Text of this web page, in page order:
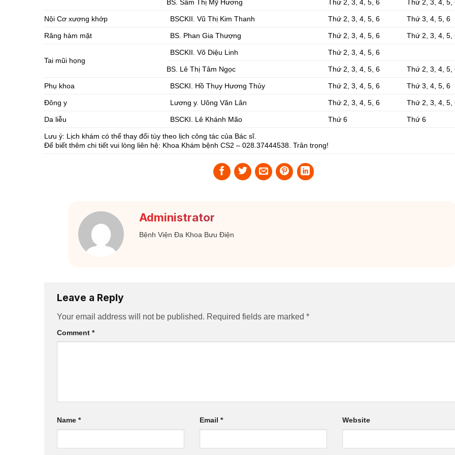
BS. Sầm Thị Mỹ Hương Thứ 2, 3, 4, 5, 6 Thứ 2, 3, 4, 5,
Nội Cơ xương khớp BSCKII. Vũ Thị Kim Thanh Thứ 2, 3, 4, 5, 6 Thứ 3, 4, 5, 6
Răng hàm mặt BS. Phan Gia Thượng Thứ 2, 3, 4, 5, 6 Thứ 2, 3, 4, 5,
Tai mũi họng
BSCKII. Võ Diệu Linh Thứ 2, 3, 4, 5, 6
BS. Lê Thị Tâm Ngọc Thứ 2, 3, 4, 5, 6 Thứ 2, 3, 4, 5,
Phụ khoa BSCKI. Hồ Thụy Hương Thủy Thứ 2, 3, 4, 5, 6 Thứ 3, 4, 5, 6
Đông y Lương y. Uông Văn Lân Thứ 2, 3, 4, 5, 6 Thứ 2, 3, 4, 5,
Da liễu BSCKI. Lê Khánh Mão Thứ 6 Thứ 6
Lưu ý: Lịch khám có thể thay đổi tùy theo lịch công tác của Bác sĩ.
Để biết thêm chi tiết vui lòng liên hệ: Khoa Khám bệnh CS2 – 028.37444538. Trân trọng!
Administrator
Bệnh Viện Đa Khoa Bưu Điện
Leave a Reply
Your email address will not be published. Required fields are marked *
Comment *
Name * Email * Website